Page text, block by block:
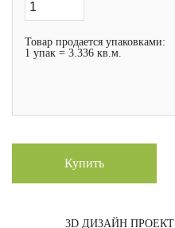
Товар продается упаковками:
1 упак = 3.336 кв.м.
Купить
3D ДИЗАЙН ПРОЕКТ